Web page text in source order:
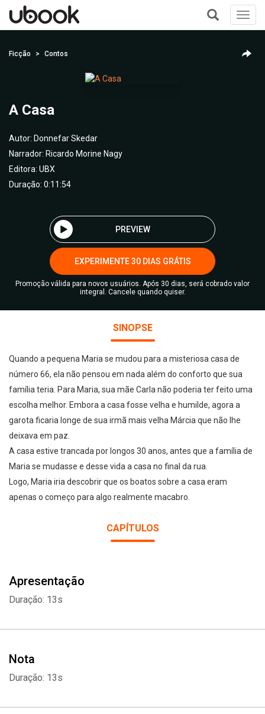
+
Ficção Contos
A Casa
Autor: Donnefar Skedar
Narrador: Ricardo Morine Nagy
Editora: UBX
Duração: 0:11:54
PREVIEW
EXPERIMENTE 30 DIAS GRÁTIS
Promoção válida para novos usuários. Após 30 dias, será cobrado valor
integral. Cancele quando quiser.
SINOPSE
Quando a pequena Maria se mudou para a misteriosa casa de
número 66, ela não pensou em nada além do conforto que sua
família teria. Para Maria, sua mãe Carla não poderia ter feito uma
escolha melhor. Embora a casa fosse velha e humilde, agora a
garota ficaria longe de sua irmã mais velha Márcia que não lhe
deixava em paz.
A casa estive trancada por longos 30 anos, antes que a família de
Maria se mudasse e desse vida a casa no final da rua.
Logo, Maria iria descobrir que os boatos sobre a casa eram
apenas o começo para algo realmente macabro.
CAPÍTULOS
Apresentação
Duração: 13s
Nota
Duração: 13s